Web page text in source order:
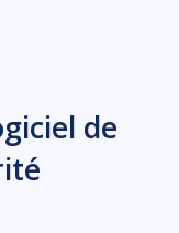
de